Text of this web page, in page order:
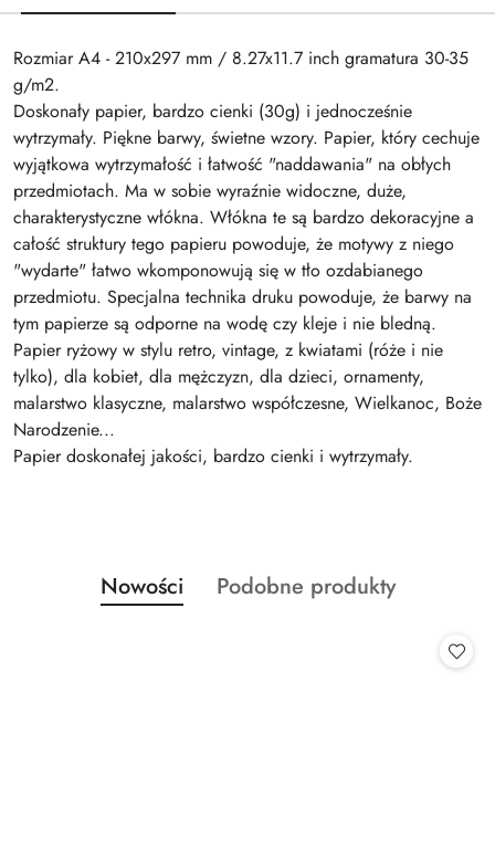
Rozmiar A4 - 210x297 mm / 8.27x11.7 inch gramatura 30-35
g/m2.
Doskonały papier, bardzo cienki (30g) i jednocześnie
wytrzymały. Piękne barwy, świetne wzory. Papier, który cechuje
wyjątkowa wytrzymałość i łatwość "naddawania" na obłych
przedmiotach. Ma w sobie wyraźnie widoczne, duże,
charakterystyczne włókna. Włókna te są bardzo dekoracyjne a
całość struktury tego papieru powoduje, że motywy z niego
"wydarte" łatwo wkomponowują się w tło ozdabianego
przedmiotu. Specjalna technika druku powoduje, że barwy na
tym papierze są odporne na wodę czy kleje i nie bledną.
Papier ryżowy w stylu retro, vintage, z kwiatami (róże i nie
tylko), dla kobiet, dla mężczyzn, dla dzieci, ornamenty,
malarstwo klasyczne, malarstwo współczesne, Wielkanoc, Boże
Narodzenie...
Papier doskonałej jakości, bardzo cienki i wytrzymały.
Pomiń karuzelę produktów
Produkty
o
Nowości
Produkty
Podobne produkty